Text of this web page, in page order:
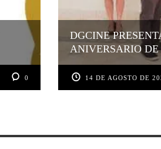
0
DGCINE
ANIVERSARIO
14 DE AGOSTO DE